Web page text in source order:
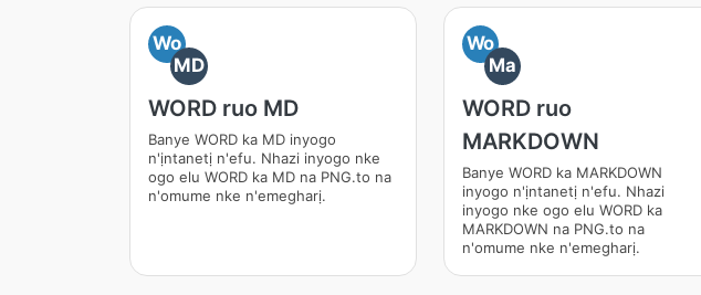
Wo
MD
WORD ruo MD
Banye WORD ka MD inyogo
n'ịntanetị n'efu. Nhazi inyogo nke
ogo elu WORD ka MD na PNG.to na
n'omume nke n'emegharị.
Wo
Ma
WORD ruo
MARKDOWN
Banye WORD ka MARKDOWN
inyogo n'ịntanetị n'efu. Nhazi
inyogo nke ogo elu WORD ka
MARKDOWN na PNG.to na
n'omume nke n'emegharị.